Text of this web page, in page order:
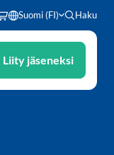
Suomi (FI) Haku
Liity jäseneksi